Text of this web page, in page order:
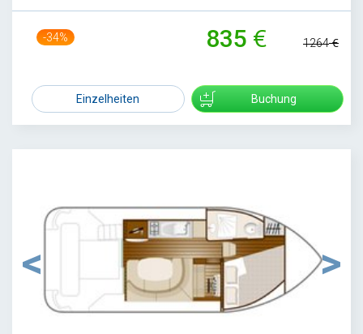
-34% 835 1264
Einzelheiten Buchung